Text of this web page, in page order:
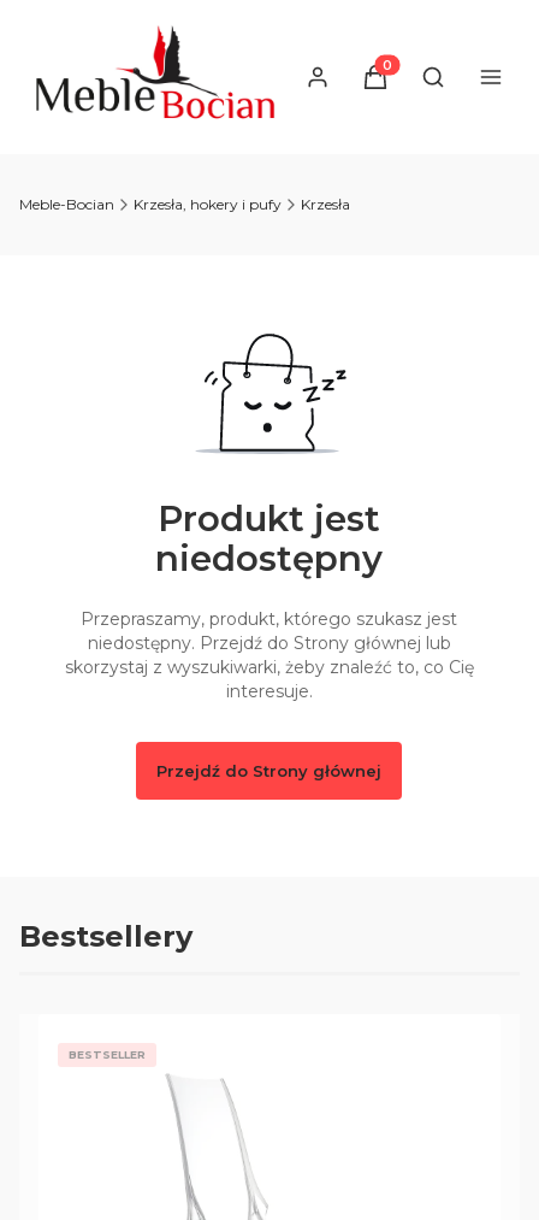
Produkty w
Otwórz
Meble-Bocian Krzesła, hokery i pufy Krzesła
Produkt jest
niedostępny
Przepraszamy, produkt, którego szukasz jest
niedostępny. Przejdź do Strony głównej lub
skorzystaj z wyszukiwarki, żeby znaleźć to, co Cię
interesuje.
Przejdź do Strony głównej
Bestsellery
BESTSELLER